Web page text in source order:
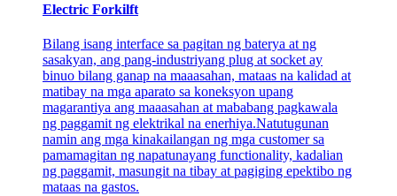
Electric Forkilft
Bilang isang interface sa pagitan ng baterya at ng
sasakyan, ang pang-industriyang plug at socket ay
binuo bilang ganap na maaasahan, mataas na kalidad at
matibay na mga aparato sa koneksyon upang
magarantiya ang maaasahan at mababang pagkawala
ng paggamit ng elektrikal na enerhiya.Natutugunan
namin ang mga kinakailangan ng mga customer sa
pamamagitan ng napatunayang functionality, kadalian
ng paggamit, masungit na tibay at pagiging epektibo ng
mataas na gastos.